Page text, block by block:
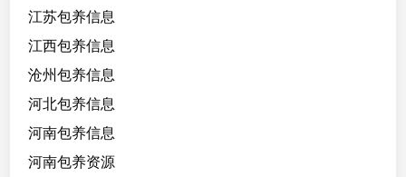
江苏包养信息
江西包养信息
沧州包养信息
河北包养信息
河南包养信息
河南包养资源